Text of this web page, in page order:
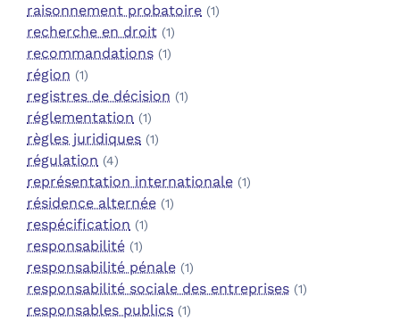
raisonnement probatoire (1)
recherche en droit (1)
recommandations (1)
région (1)
registres de décision (1)
réglementation (1)
règles juridiques (1)
régulation (4)
représentation internationale (1)
résidence alternée (1)
respécification (1)
responsabilité (1)
responsabilité pénale (1)
responsabilité sociale des entreprises (1)
responsables publics (1)